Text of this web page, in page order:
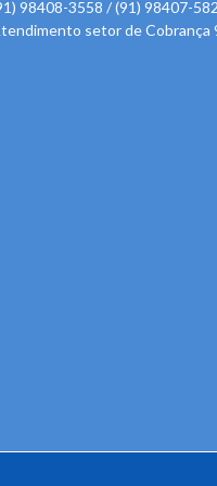
98408-3558 / (91) 98407-
setor de Cobrança